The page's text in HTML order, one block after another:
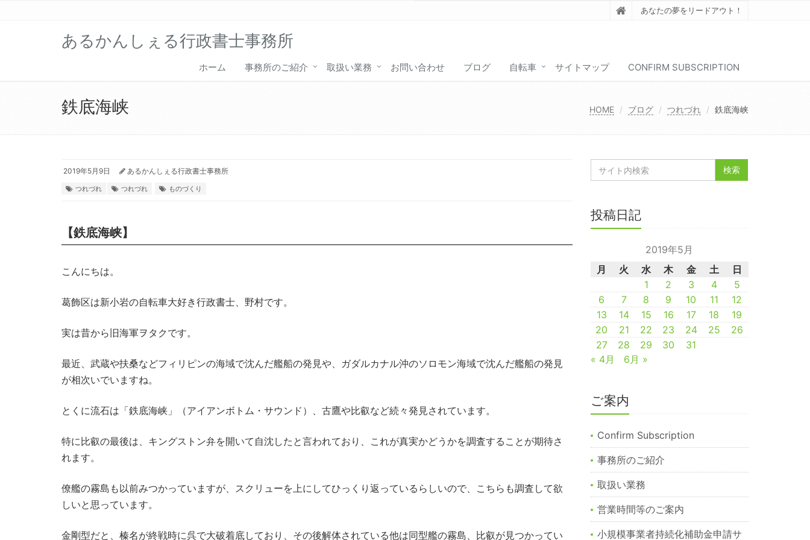
あなたの夢をリードアウト！
あるかんしぇる行政書士事務所
ホーム 事務所のご紹介 取扱い業務 お問い合わせ ブログ 自転車 サイトマップ CONFIRM SUBSCRIPTION
鉄底海峡 HOME ブログ つれづれ 鉄底海峡
2019年5月9日 あるかんしぇる行政書士事務所
つれづれ つれづれ ものづくり
【鉄底海峡】
こんにちは。
葛飾区は新小岩の自転車大好き行政書士、野村です。
実は昔から旧海軍ヲタクです。
最近、武蔵や扶桑などフィリピンの海域で沈んだ艦船の発見や、ガダルカナル沖のソロモン海域で沈んだ艦船の発見
が相次いでいますね。
とくに流石は「鉄底海峡」（アイアンボトム・サウンド）、古鷹や比叡など続々発見されています。
特に比叡の最後は、キングストン弁を開いて自沈したと言われており、これが真実かどうかを調査することが期待さ
れます。
僚艦の霧島も以前みつかっていますが、スクリューを上にしてひっくり返っているらしいので、こちらも調査して欲
しいと思っています。
金剛型だと、榛名が終戦時に呉で大破着底しており、その後解体されている他は同型艦の霧島、比叡が見つかってい
投稿日記
2019年5月
月
火 水 木 金 土
日
1
2 3 4
5
6
7 8 9 10 11
12
13
14 15 16 17 18
19
20
21 22 23 24 25
26
27
28 29 30
31
« 4月
6月 »
ご案内
Confirm Subscription
事務所のご紹介
取扱い業務
営業時間等のご案内
小規模事業者持続化補助金申請サ